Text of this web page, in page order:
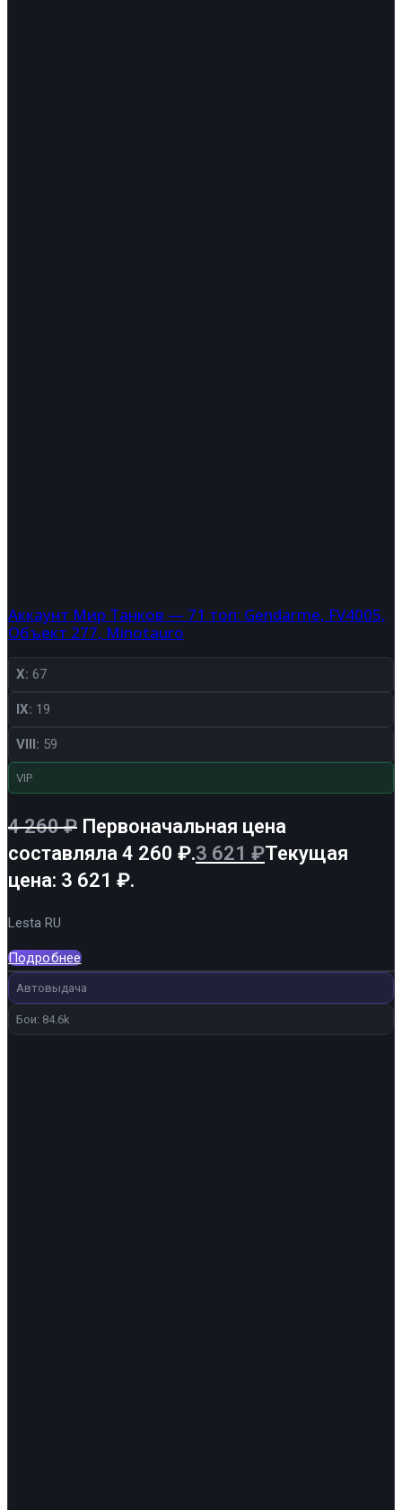
Аккаунт Мир Танков — 71 топ: Gendarme, FV4005,
Объект 277, Minotauro
X: 67
IX: 19
VIII: 59
VIP
4 260₽ Первоначальная цена
составляла 4 260 ₽.3 621 ₽Текущая
цена: 3 621 ₽.
Lesta RU
Подробнее
Автовыдача
Бои: 84.6k